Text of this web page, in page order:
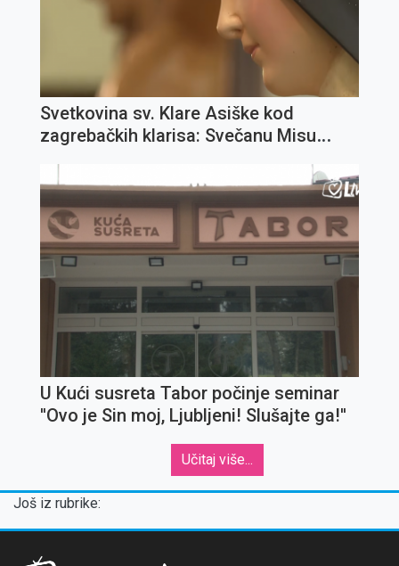
Svetkovina sv. Klare Asiške kod
zagrebačkih klarisa: Svečanu Misu
U Kući susreta Tabor počinje seminar
''Ovo je Sin moj, Ljubljeni! Slušajte ga!''
Učitaj više...
Još iz rubrike: